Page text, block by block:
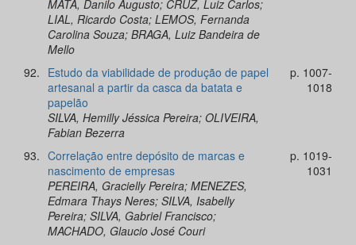
MATA, Danilo Augusto; CRUZ, Luiz Carlos;
LIAL, Ricardo Costa; LEMOS, Fernanda
Carolina Souza; BRAGA, Luiz Bandeira de
Mello
92. Estudo da viabilidade de produção de papel
artesanal a partir da casca da batata e
papelão
SILVA, Hemilly Jéssica Pereira; OLIVEIRA,
Fabian Bezerra
p. 1007-
1018
93. Correlação entre depósito de marcas e
nascimento de empresas
PEREIRA, Gracielly Pereira; MENEZES,
Edmara Thays Neres; SILVA, Isabelly
Pereira; SILVA, Gabriel Francisco;
MACHADO, Glaucio José Couri
p. 1019-
1031